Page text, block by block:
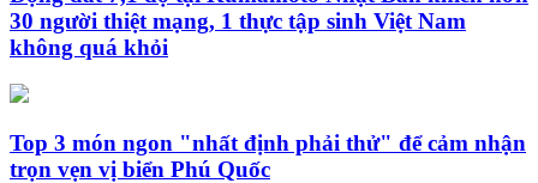
30 người thiệt mạng, 1 thực tập sinh Việt Nam
không quá khỏi
Top 3 món ngon "nhất định phải thử" để cảm nhận
trọn vẹn vị biển Phú Quốc